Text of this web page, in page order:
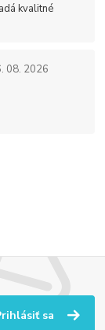
kvalitné
08. 2026
sa